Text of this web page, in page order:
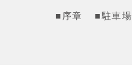
■序章 ■駐車場